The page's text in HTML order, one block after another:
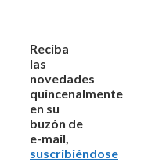
Reciba
las
novedades
quincenalmente
en su
buzón de
e-mail,
suscribiéndose